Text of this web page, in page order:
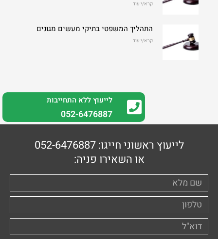
קרא/י עוד
התהליך המשפטי בתיקי מעשים מגונים
קרא/י עוד
לייעוץ ללא התחייבות
052-6476887
לייעוץ ראשוני חייגו: 052-6476887
או השאירו פניה: